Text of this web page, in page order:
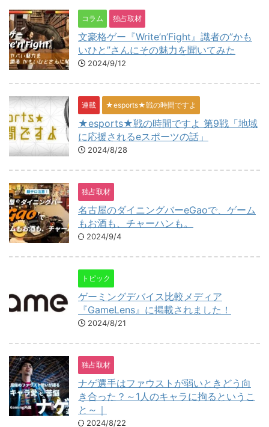
コラム 独占取材
文豪格ゲー『Write’n’Fight』識者の”かも
いひと”さんにその魅力を聞いてみた
2024/9/12
連載 ★esports★戦の時間ですよ
★esports★戦の時間ですよ 第9戦「地域
に応援されるeスポーツの話」
2024/8/28
独占取材
名古屋のダイニングバーeGaoで、ゲーム
もお酒も、チャーハンも。
2024/9/4
トピック
ゲーミングデバイス比較メディア
『GameLens』に掲載されました！
2024/8/21
独占取材
ナゲ選手はファウストが弱いときどう向
き合った？～1人のキャラに拘るというこ
と～｜
2024/8/22